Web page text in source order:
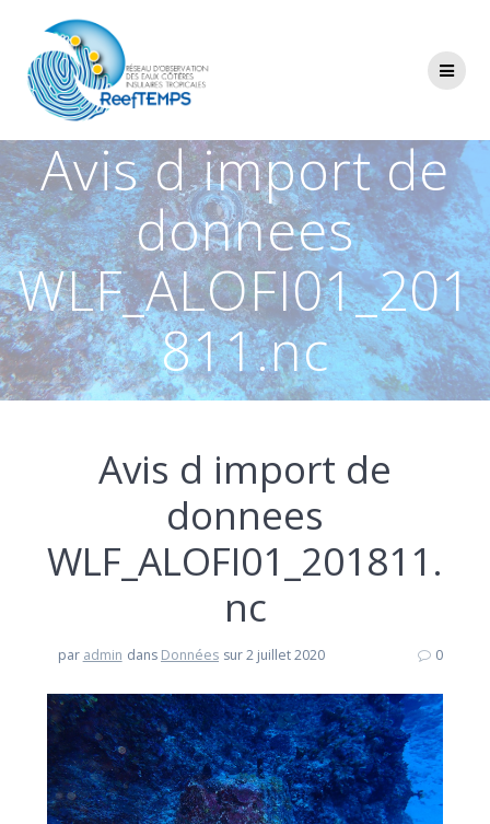
Avis d import de
donnees
WLF_ALOFI01_201
811.nc
Avis d import de
donnees
WLF_ALOFI01_201811.
nc
par admin dans Données sur 2 juillet 2020 0